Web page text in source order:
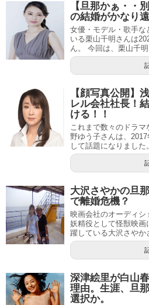
【旦那かぁ・・
の結婚がかなり
女優・モデル・歌手な
いる栗山千明さんは
ん。 今回は、栗山千
【顔写真公開】
レル会社社長！
ける！！
これまで数々のドラ
野ゆう子さんは、
して話題になりまし
大沢さやかの旦
で離婚危機？
映画会社のオーディ
妖精役として怪獣映
躍している大沢さや
深津絵里が白山
理由。生涯、旦
選択か。